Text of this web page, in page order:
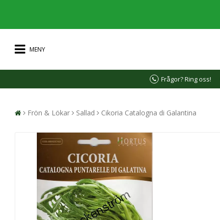
MENY
Frågor? Ring oss!
Frön & Lökar Sallad Cikoria Catalogna di Galantina